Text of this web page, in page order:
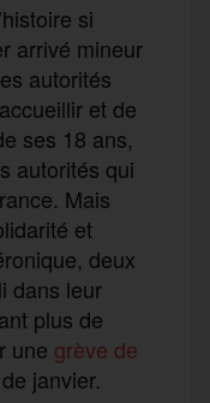
si
arrivé mineur
autorités
et de
ses 18 ans,
autorités qui
Mais
et
deux
dans leur
plus de
une grève de
janvier.